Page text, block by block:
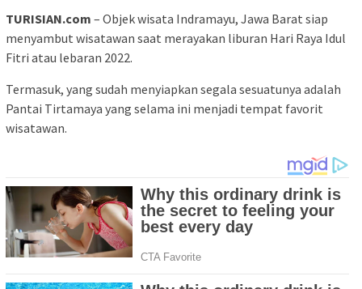
TURISIAN.com – Objek wisata Indramayu, Jawa Barat siap
menyambut wisatawan saat merayakan liburan Hari Raya Idul
Fitri atau lebaran 2022.
Termasuk, yang sudah menyiapkan segala sesuatunya adalah
Pantai Tirtamaya yang selama ini menjadi tempat favorit
wisatawan.